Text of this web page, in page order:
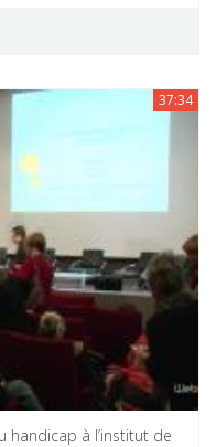
37:34
handicap à l’institut de